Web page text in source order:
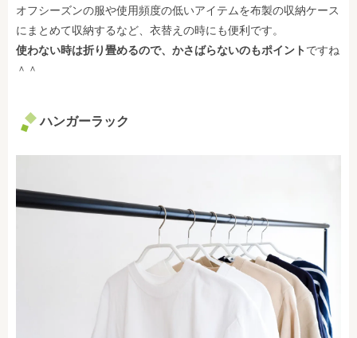
オフシーズンの服や使用頻度の低いアイテムを布製の収納ケース
にまとめて収納するなど、衣替えの時にも便利です。
使わない時は折り畳めるので、かさばらないのもポイント ですね
＾＾
ハンガーラック